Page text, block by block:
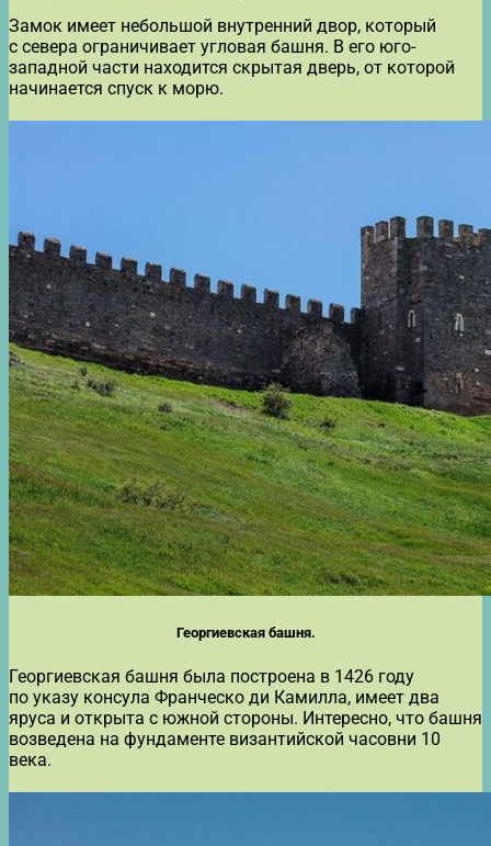
Замок имеет небольшой внутренний двор, который
с севера ограничивает угловая башня. В его юго-
западной части находится скрытая дверь, от которой
начинается спуск к морю.
Георгиевская башня.
Георгиевская башня была построена в 1426 году
по указу консула Франческо ди Камилла, имеет два
яруса и открыта с южной стороны. Интересно, что башня
возведена на фундаменте византийской часовни 10
века.